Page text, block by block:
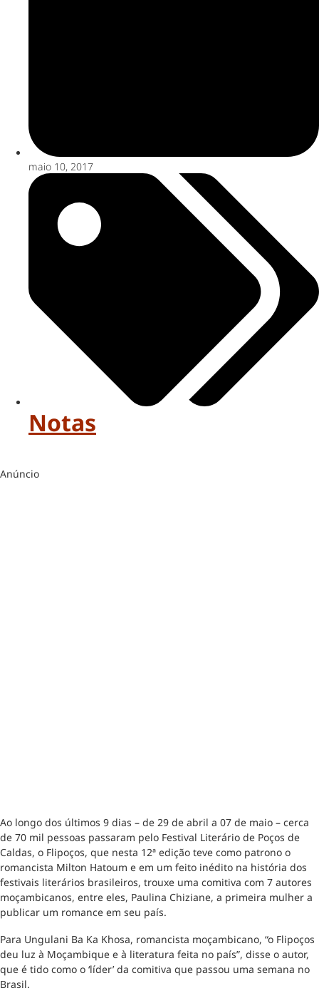
maio 10, 2017
Notas
Anúncio
Ao longo dos últimos 9 dias – de 29 de abril a 07 de maio – cerca
de 70 mil pessoas passaram pelo Festival Literário de Poços de
Caldas, o Flipoços, que nesta 12ª edição teve como patrono o
romancista Milton Hatoum e em um feito inédito na história dos
festivais literários brasileiros, trouxe uma comitiva com 7 autores
moçambicanos, entre eles, Paulina Chiziane, a primeira mulher a
publicar um romance em seu país.
Para Ungulani Ba Ka Khosa, romancista moçambicano, “o Flipoços
deu luz à Moçambique e à literatura feita no país”, disse o autor,
que é tido como o ‘líder’ da comitiva que passou uma semana no
Brasil.